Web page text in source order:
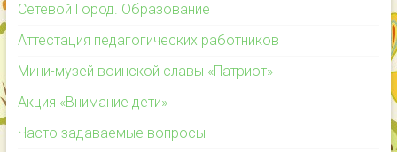
Сетевой Город. Образование
Аттестация педагогических работников
Мини-музей воинской славы «Патриот»
Акция «Внимание дети»
Часто задаваемые вопросы